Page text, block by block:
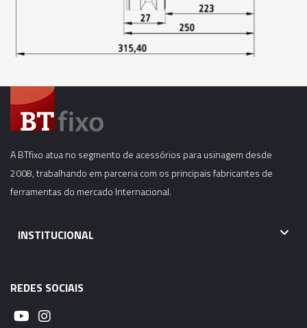
06037 - CONE MODULAR CBH - BT40-CBH5-
06038 - CONE MODULAR CBH - BT40-CBH5-
06039 - CONE MODULAR CBH - BT40-CBH5-
250MM
06040 - CONE MODULAR CBH - BT40-CBH6-
55MM
115MM
165MM
06043 - CONE MODULAR CBH - BT40-CBH6-
A BTfixo atua no segmento de acessórios para usinagem desde
2008, trabalhando em parceria com os principais fabricantes de
ferramentas do mercado Internacional.
INSTITUCIONAL
REDES SOCIAIS